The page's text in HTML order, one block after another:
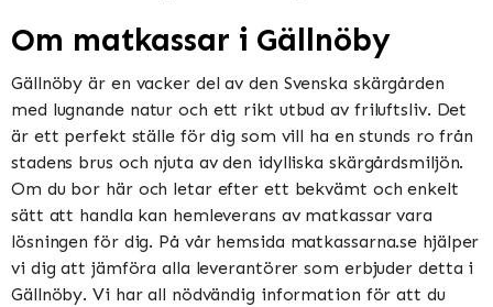
Om matkassar i Gällnöby
Gällnöby är en vacker del av den Svenska skärgården
med lugnande natur och ett rikt utbud av friluftsliv. Det
är ett perfekt ställe för dig som vill ha en stunds ro från
stadens brus och njuta av den idylliska skärgårdsmiljön.
Om du bor här och letar efter ett bekvämt och enkelt
sätt att handla kan hemleverans av matkassar vara
lösningen för dig. På vår hemsida matkassarna.se hjälper
vi dig att jämföra alla leverantörer som erbjuder detta i
Gällnöby. Vi har all nödvändig information för att du